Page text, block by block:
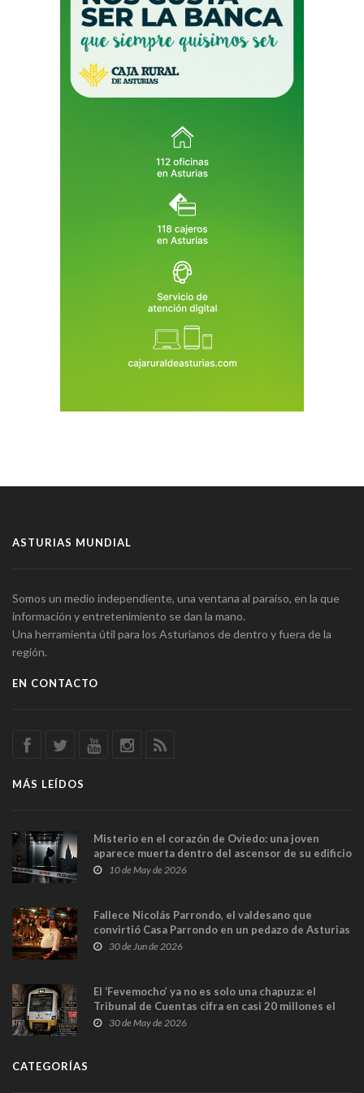
ASTURIAS MUNDIAL
Somos un medio independiente, una ventana al paraíso, en la que
información y entretenimiento se dan la mano.
Una herramienta útil para los Asturianos de dentro y fuera de la
región.
EN CONTACTO
MÁS LEÍDOS
Misterio en el corazón de Oviedo: una joven
aparece muerta dentro del ascensor de su edificio
y las cámaras captan sus últimos minutos
10 de May de 2026
Fallece Nicolás Parrondo, el valdesano que
convirtió Casa Parrondo en un pedazo de Asturias
en Madrid
30 de Jun de 2026
El ‘Fevemocho’ ya no es solo una chapuza: el
Tribunal de Cuentas cifra en casi 20 millones el
sobrecoste de los trenes que no cabían por los
30 de May de 2026
CATEGORÍAS